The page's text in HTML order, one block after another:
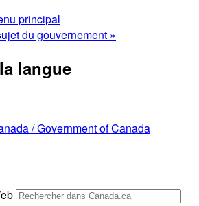
principal
du gouvernement »
langue
/Government of Canada